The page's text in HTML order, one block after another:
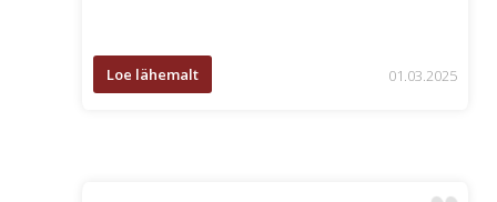
Loe lähemalt 01.03.2025